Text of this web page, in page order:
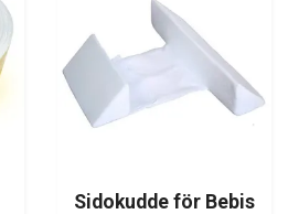
Sidokudde för Bebis